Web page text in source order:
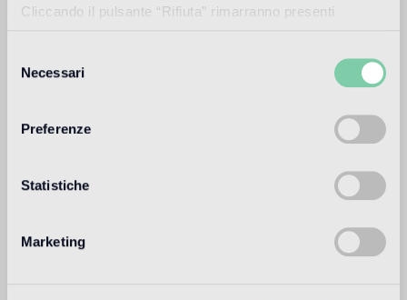
Cliccando il pulsante “Rifiuta” rimarranno presenti
tecnici.
delNecessari
Preferenze
Statistiche
Marketing
VTC 10.30
SM 10.35
Download